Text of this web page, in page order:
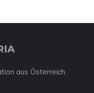
aus Österreich.